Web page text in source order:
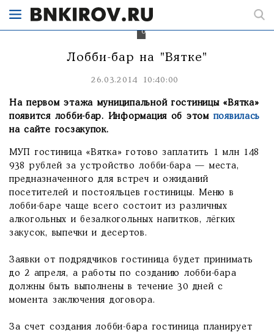
лобби-
бара
Лобби-бар на "Вятке"
26.03.2014 10:40:00
На первом этажа муниципальной гостиницы «Вятка»
появится лобби-бар. Информация об этом появилась
на сайте госзакупок.
МУП гостиница «Вятка» готово заплатить 1 млн 148
938 рублей за устройство лобби-бара — места,
предназначенного для встреч и ожиданий
посетителей и постояльцев гостиницы. Меню в
лобби-баре чаще всего состоит из различных
алкогольных и безалкогольных напитков, лёгких
закусок, выпечки и десертов.
Заявки от подрядчиков гостиница будет принимать
до 2 апреля, а работы по созданию лобби-бара
должны быть выполнены в течение 30 дней с
момента заключения договора.
За счет создания лобби-бара гостиница планирует